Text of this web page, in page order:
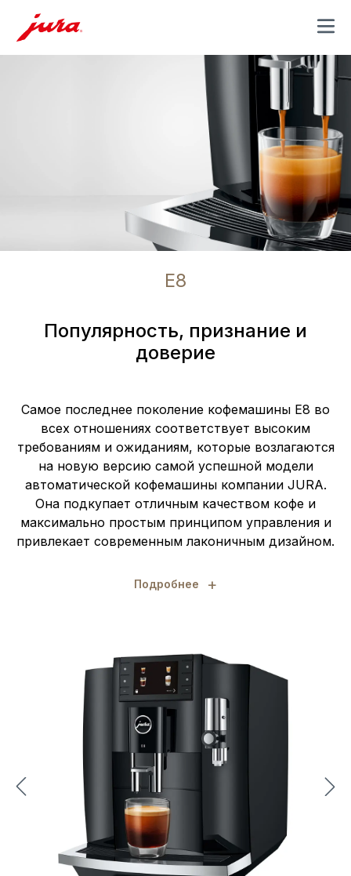
MENU
E8
Популярность, признание и
доверие
Самое последнее поколение кофемашины E8 во
всех отношениях соответствует высоким
требованиям и ожиданиям, которые возлагаются
на новую версию самой успешной модели
автоматической кофемашины компании JURA.
Она подкупает отличным качеством кофе и
максимально простым принципом управления и
привлекает современным лаконичным дизайном.
Подробнее +